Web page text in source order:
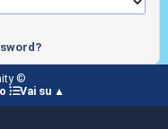
©
Vai su ▲